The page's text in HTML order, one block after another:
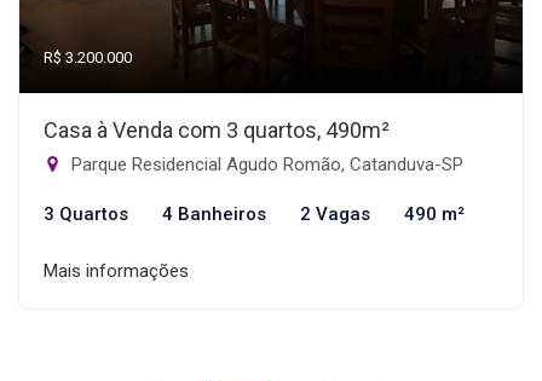
R$ 3.200.000
Casa à Venda com 3 quartos, 490m²
Parque Residencial Agudo Romão, Catanduva-SP
3 Quartos 4 Banheiros 2 Vagas 490 m²
Mais informações